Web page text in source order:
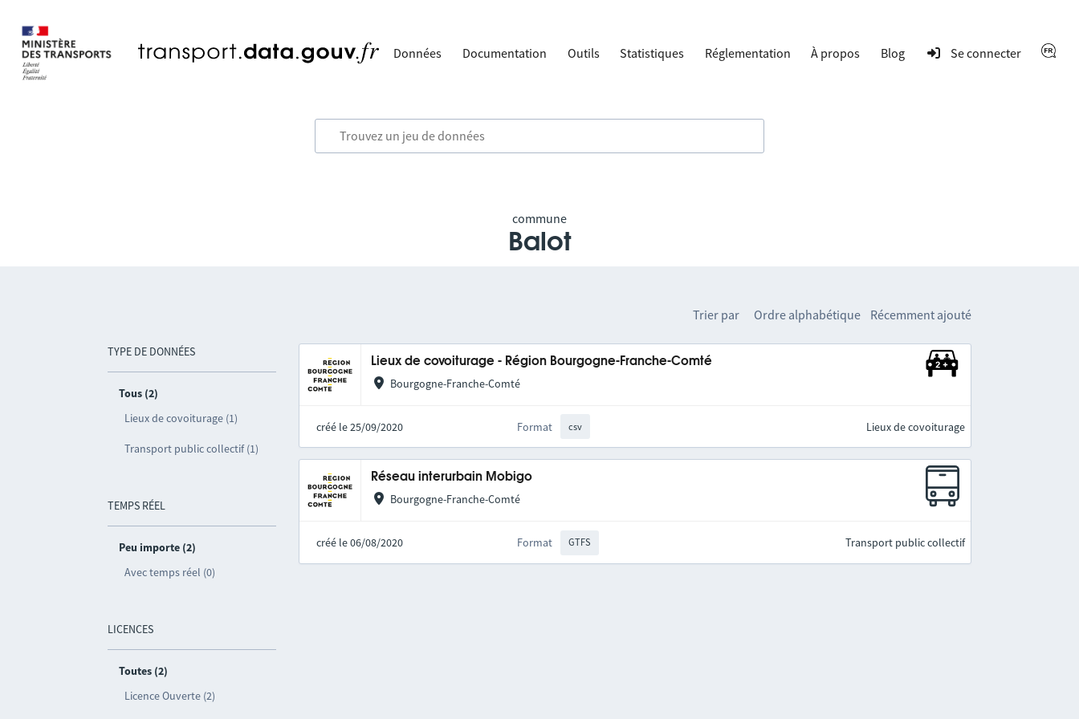
Données Documentation Outils Statistiques Réglementation À propos Blog Se connecter
commune
Balot
TYPE DE DONNÉES
Tous (2)
Lieux de covoiturage (1)
Transport public collectif (1)
TEMPS RÉEL
Peu importe (2)
Avec temps réel (0)
LICENCES
Toutes (2)
Licence Ouverte (2)
Trier par Ordre alphabétique Récemment ajouté
Lieux de covoiturage - Région Bourgogne-Franche-Comté
Bourgogne-Franche-Comté
créé le 25/09/2020 Format csv Lieux de covoiturage
Réseau interurbain Mobigo
Bourgogne-Franche-Comté
créé le 06/08/2020 Format GTFS Transport public collectif